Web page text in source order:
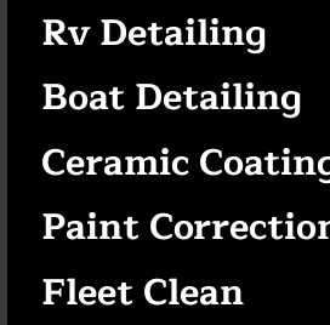
Rv Detailing
Boat Detailing
Ceramic
Paint
Fleet Clean